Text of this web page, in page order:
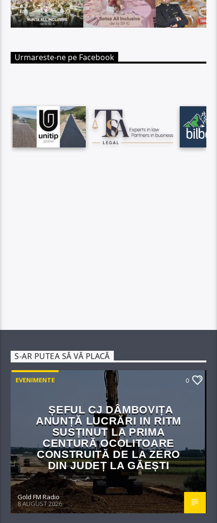
Urmareste-ne pe Facebook
S-AR PUTEA SĂ VĂ PLACĂ
EVENIMENTE 0
ȘEFUL CJ DÂMBOVIȚA
ANUNȚĂ LUCRĂRI IN RITM
SUSȚINUT LA PRIMA
CENTURĂ OCOLITOARE
CONSTRUITĂ DE LA ZERO
DIN JUDEȚ LA GĂEȘTI
Gold FM Radio
8 AUGUST 2026